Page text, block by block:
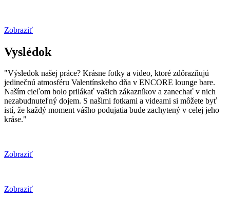
Zobraziť
Vyslédok
"Výsledok našej práce? Krásne fotky a video, ktoré zdôrazňujú
jedinečnú atmosféru Valentínskeho dňa v ENCORE lounge bare.
Naším cieľom bolo prilákať vašich zákazníkov a zanechať v nich
nezabudnuteľný dojem. S našimi fotkami a videami si môžete byť
istí, že každý moment vášho podujatia bude zachytený v celej jeho
kráse."
Zobraziť
Zobraziť